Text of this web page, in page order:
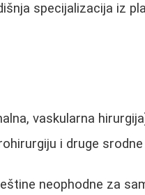
specijalizacija iz
vaskularna
i druge
neophodne za